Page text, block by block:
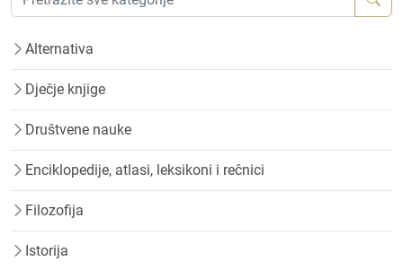
Alternativa
Dječje knjige
Društvene nauke
Enciklopedije, atlasi, leksikoni i rečnici
Filozofija
Istorija